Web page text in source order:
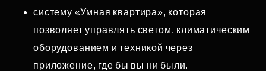
систему «Умная квартира», которая
позволяет управлять светом, климатическим
оборудованием и техникой через
приложение, где бы вы ни были.